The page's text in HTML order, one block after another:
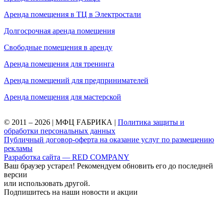
Аренда помещения в ТЦ в Электростали
Долгосрочная аренда помещения
Свободные помещения в аренду
Аренда помещения для тренинга
Аренда помещений для предпринимателей
Аренда помещения для мастерской
© 2011 – 2026 | МФЦ FАБРИКА | Политика защиты и
обработки персональных данных
Публичный договор-оферта на оказание услуг по размещению
рекламы
Разработка сайта — RED COMPANY
Ваш браузер устарел! Рекомендуем обновить его до последней
версии
или использовать другой.
Подпишитесь на наши новости и акции